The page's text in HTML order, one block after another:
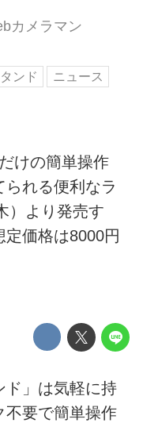
カメラマン
ンド
ニュース
けの簡単操作
れる便利なラ
）より発売す
価格は8000円
ド」は気軽に持
不要で簡単操作